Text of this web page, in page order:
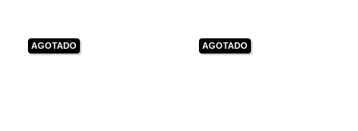
AGOTADO AGOTADO